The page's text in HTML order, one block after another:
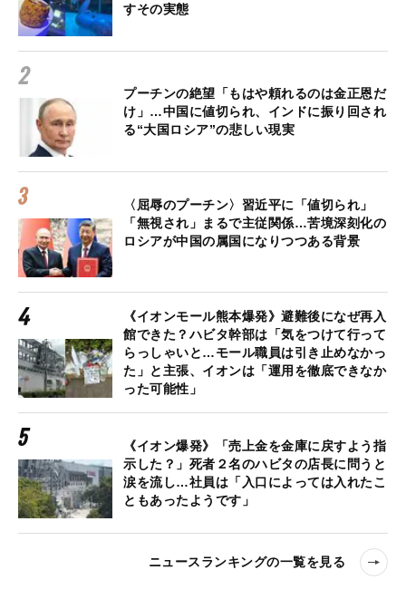
すその実態
プーチンの絶望「もはや頼れるのは金正恩だ
け」…中国に値切られ、インドに振り回され
る“大国ロシア”の悲しい現実
〈屈辱のプーチン〉習近平に「値切られ」
「無視され」まるで主従関係…苦境深刻化の
ロシアが中国の属国になりつつある背景
《イオンモール熊本爆発》避難後になぜ再入
館できた？ハビタ幹部は「気をつけて行って
らっしゃいと…モール職員は引き止めなかっ
た」と主張、イオンは「運用を徹底できなか
った可能性」
《イオン爆発》「売上金を金庫に戻すよう指
示した？」死者２名のハビタの店長に問うと
涙を流し…社員は「入口によっては入れたこ
ともあったようです」
ニュースランキングの一覧を見る